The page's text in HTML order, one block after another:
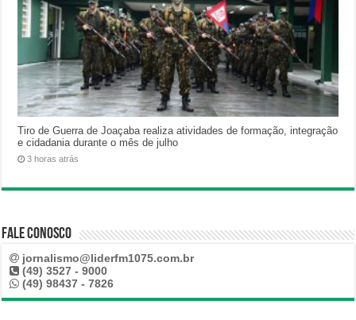
Tiro de Guerra de Joaçaba realiza atividades de formação, integração
e cidadania durante o mês de julho
3 horas atrás
Fale Conosco
jornalismo@liderfm1075.com.br
(49) 3527 - 9000
(49) 98437 - 7826